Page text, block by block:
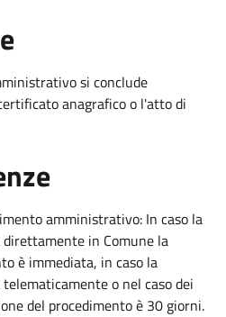
si conclude
anagrafico o l'atto di
amministrativo: In caso la
in Comune la
è immediata, in caso la
o nel caso dei
del procedimento è 30 giorni.